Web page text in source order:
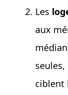
Les
aux
ciblent